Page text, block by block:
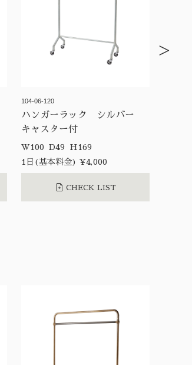
104-06-120
ハンガーラック シルバー
キャスター付
W100 D49 H169
1日(基本料金) ¥4,000
CHECK LIST
>